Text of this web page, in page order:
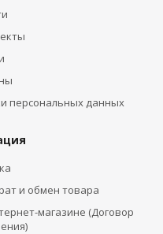
персональных данных
и обмен товара
магазине (Договор